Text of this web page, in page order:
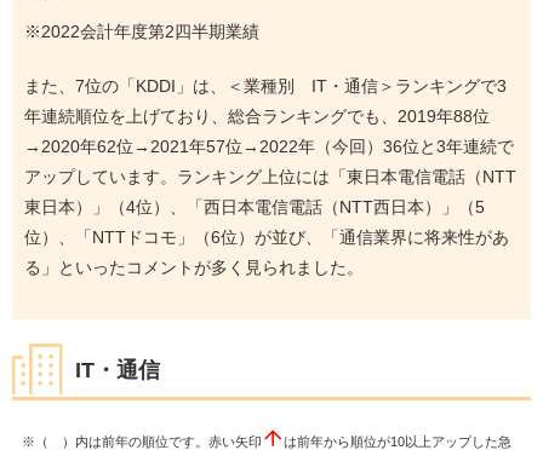
※2022会計年度第2四半期業績
また、7位の「KDDI」は、＜業種別 IT・通信＞ランキングで3
年連続順位を上げており、総合ランキングでも、2019年88位
→2020年62位→2021年57位→2022年（今回）36位と3年連続で
アップしています。ランキング上位には「東日本電信電話（NTT
東日本）」（4位）、「西日本電信電話（NTT西日本）」（5
位）、「NTTドコモ」（6位）が並び、「通信業界に将来性があ
る」といったコメントが多く見られました。
IT・通信
※（ ）内は前年の順位です。赤い矢印
は前年から順位が10以上アップした急